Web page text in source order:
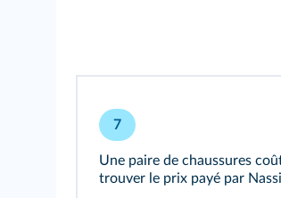
7
Une paire de chaussures
trouver le prix payé par